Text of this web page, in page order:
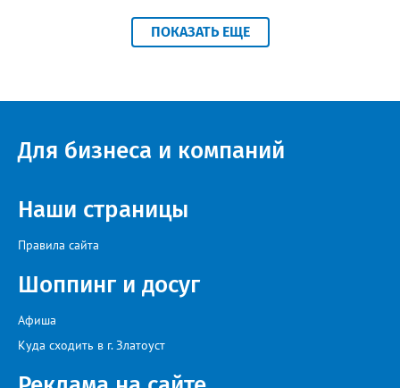
прослушивания участников, мастер-классы от ведущих
наставников, выступления победителей прошлых лет и
Челябинской, Свердловской, Курганской, Оренбургской
идейный вдохновитель, организатор фестиваля, эстрадный
певец, победитель главного патриотического конкурса страны
искусства «Золотая лира», участник телевизионных проектов
на Первом канале, обладатель звания «Голос страны» Алексей
ПОКАЗАТЬ ЕЩЕ
Для бизнеса и компаний
Наши страницы
Правила сайта
Шоппинг и досуг
Афиша
Куда сходить в г. Златоуст